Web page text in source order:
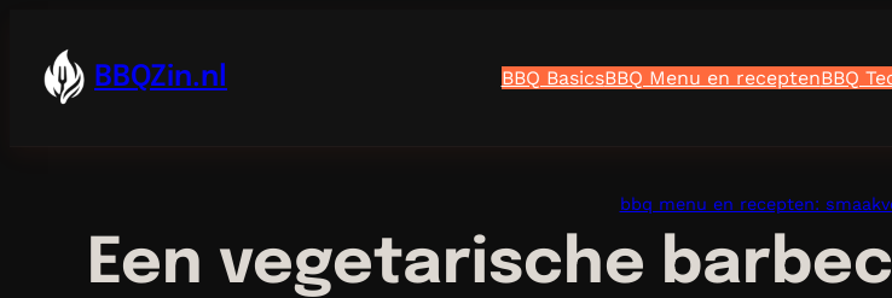
inhoud
BBQZin.nl BBQ BasicsBBQ Menu en receptenBBQ
bbq menu en recepten:
Een vegetarische